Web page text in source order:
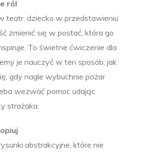
ról
teatr, dziecko w przedstawieniu
zmienić się w postać, która go
To świetne ćwiczenie dla
je nauczyć w ten sposób, jak
gdy nagle wybuchnie pożar
wezwać pomoc udając
strażaka.
abstrakcyjne, które nie